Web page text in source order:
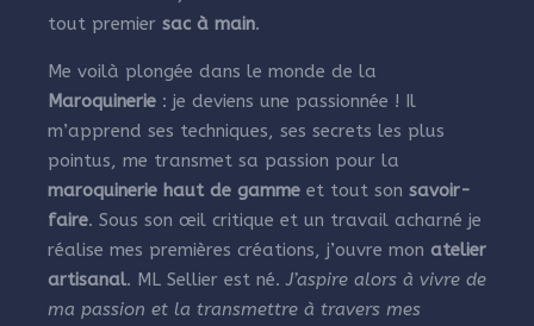
tout premier sac à main.
Me voilà plongée dans le monde de la
Maroquinerie : je deviens une passionnée ! Il
m’apprend ses techniques, ses secrets les plus
pointus, me transmet sa passion pour la
maroquinerie haut de gamme et tout son savoir-
faire. Sous son œil critique et un travail acharné je
réalise mes premières créations, j’ouvre mon atelier
artisanal. ML Sellier est né. J’aspire alors à vivre de
ma passion et la transmettre à travers mes